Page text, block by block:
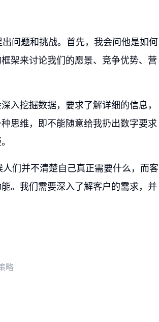
问题和挑战。首先，我会问他是如何
架来讨论我们的愿景、竞争优势、营
入挖掘数据，要求了解详细的信息，
思维，即不能随意给我扔出数字要求
们并不清楚自己真正需要什么，而客
。我们需要深入了解客户的需求，并
略